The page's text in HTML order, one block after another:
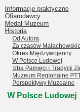
Informacje praktyczne
Ofiarodawcy
Medal Muzeum
Historia
Od Autora
Za czasów
Okres Międzywojenny
W Polsce Ludowej
Izba Pamięci i Tradycji
Muzeum Regionalne
Perspektywy Muzealne
W Polsce Ludowej